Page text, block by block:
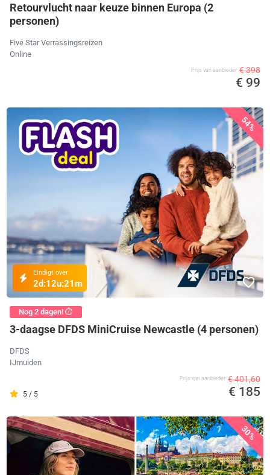
Retourvlucht naar keuze binnen Europa (2
personen)
Five Star Verrassingsreizen
Online
Prijs van aanbieder € 398
€ 99
54%
Eindigt over
2d:12u:21m
Nog 2 dagen! ⏱️
3-daagse DFDS MiniCruise Newcastle (4 personen)
DFDS
IJmuiden
5 / 5
Prijs van aanbieder € 401,60
€ 185
30%